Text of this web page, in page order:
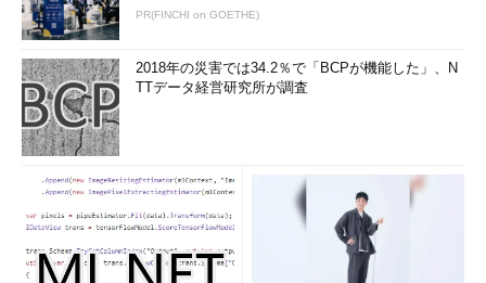
PR(FINCHI on GOETHE)
2018年の災害では34.2％で「BCPが機能した」、N
TTデータ経営研究所が調査